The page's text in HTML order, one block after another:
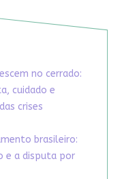
no cerrado:
cuidado e
crises
brasileiro:
e a disputa por